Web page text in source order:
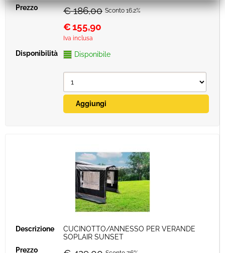
€ 186,00 Sconto 16.2%
€155,90
Iva inclusa
Disponibile
CUCINOTTO/ANNESSO PER VERANDE
SOPLAIR SUNSET